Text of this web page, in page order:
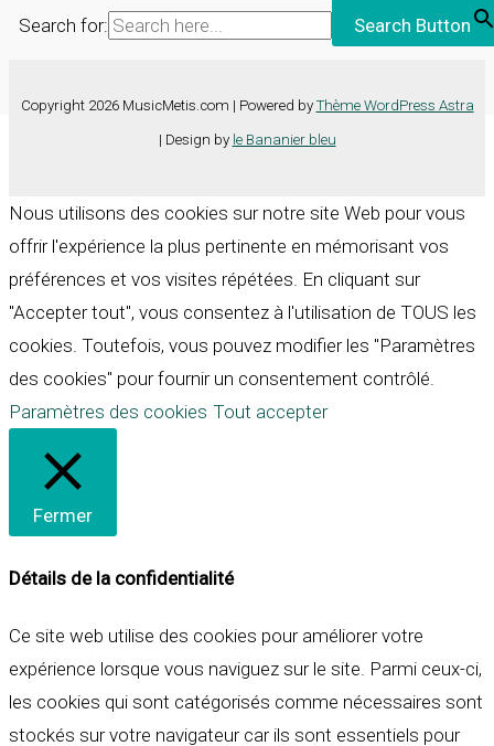
Search for: Search Button
Copyright 2026 MusicMetis.com | Powered by Thème WordPress Astra
| Design by le Bananier bleu
Nous utilisons des cookies sur notre site Web pour vous
offrir l'expérience la plus pertinente en mémorisant vos
préférences et vos visites répétées. En cliquant sur
"Accepter tout", vous consentez à l'utilisation de TOUS les
cookies. Toutefois, vous pouvez modifier les "Paramètres
des cookies" pour fournir un consentement contrôlé.
Paramètres des cookies Tout accepter
Fermer
Détails de la confidentialité
Ce site web utilise des cookies pour améliorer votre
expérience lorsque vous naviguez sur le site. Parmi ceux-ci,
les cookies qui sont catégorisés comme nécessaires sont
stockés sur votre navigateur car ils sont essentiels pour